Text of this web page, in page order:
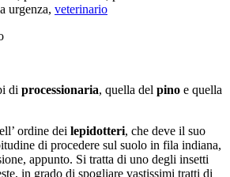
urgenza, veterinario
di processionaria, quella del pino e quella
ordine dei lepidotteri, che deve il suo
di procedere sul suolo in fila indiana,
appunto. Si tratta di uno degli insetti
in grado di spogliare vastissimi tratti di